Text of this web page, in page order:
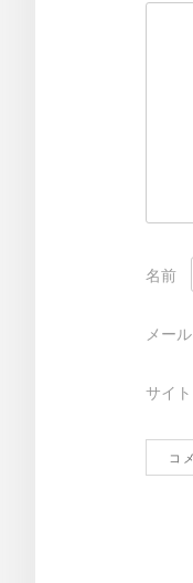
名前
メール
サイト